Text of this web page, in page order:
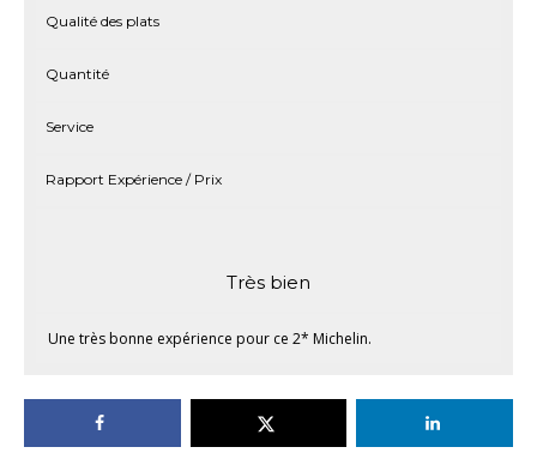
Qualité des plats
Quantité
Service
Rapport Expérience / Prix
Très bien
Une très bonne expérience pour ce 2* Michelin.